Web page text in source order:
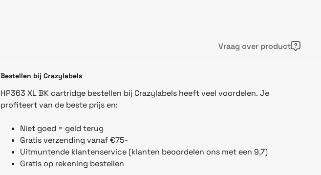
Vraag over product
Bestellen bij Crazylabels
HP363 XL BK cartridge bestellen bij Crazylabels heeft veel voordelen. Je
profiteert van de beste prijs en:
Niet goed = geld terug
Gratis verzending vanaf €75-
Uitmuntende klantenservice (klanten beoordelen ons met een 9,7)
Gratis op rekening bestellen